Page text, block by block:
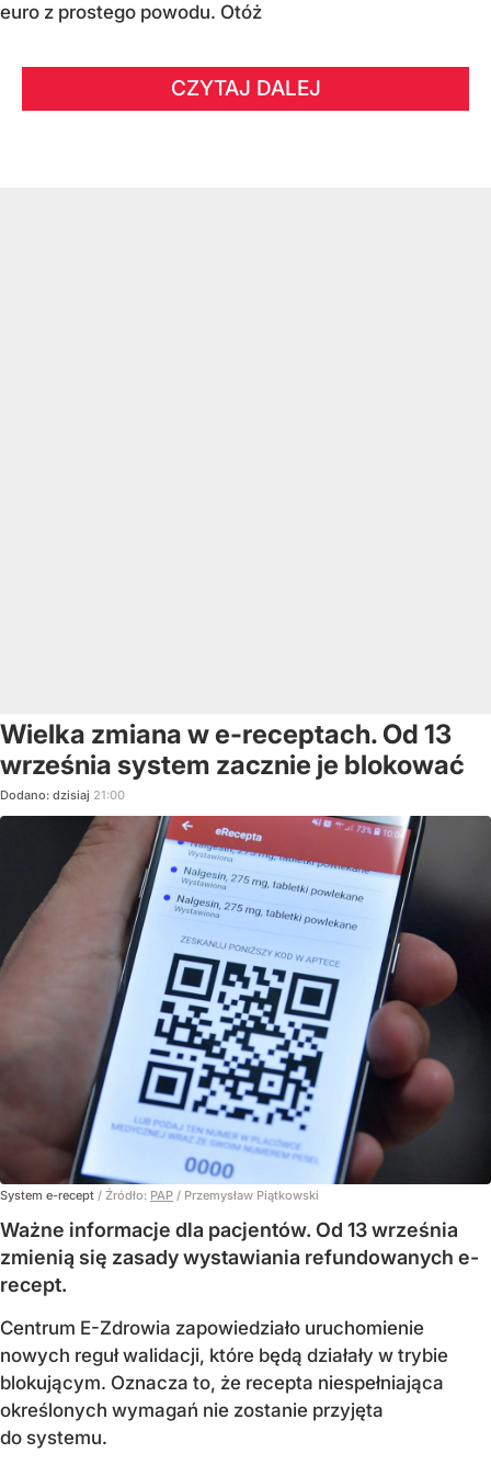
euro z prostego powodu. Otóż
CZYTAJ DALEJ
Wielka zmiana w e-receptach. Od 13
września system zacznie je blokować
Dodano: dzisiaj 21:00
System e-recept / Źródło: PAP / Przemysław Piątkowski
Ważne informacje dla pacjentów. Od 13 września
zmienią się zasady wystawiania refundowanych e-
recept.
Centrum E-Zdrowia zapowiedziało uruchomienie
nowych reguł walidacji, które będą działały w trybie
blokującym. Oznacza to, że recepta niespełniająca
określonych wymagań nie zostanie przyjęta
do systemu.